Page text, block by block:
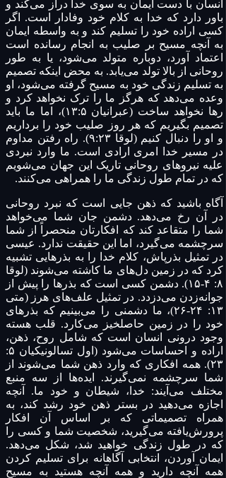
انسان با دست ایمان به سوی خدا دراز می‌کند و
باور دارد که خدا به کلام خود وفادار است. اگر
کسی اراده خود را تسلیم کند و به واسطه ایمان
به آنچه مسیح بر صلیب به انجام رسانده است
اعتماد آورد، دوباره متولد می‌شود، یا به طور
روحانی از بالا تولد می‌یابد. به محض اینکه تصمیم
به تسلیم زندگی خود به مسیح گرفته می‌شود، او
وعده می‌دهد که هرگز ما را ترک نخواهد کرد و
رها نخواهد ساخت (عبرانیان ۱۳:۵)، اما ما باید
تصمیم بگیریم که هر روز صلیب خود را برداریم
و او را دنبال کنیم (لوقا ۹:۲۳). راه رفتن مداوم
در مسیر خدا امری ارادی است. ما وارد نبردی
علیه نیروهای روحانی تاریک این جهان می‌شویم
که در تمام طول زندگی ما را همراهی می‌کنند.
آگاه باشید که ذهن جایی است که نبرد روحانی
در آن رخ می‌دهد. دشمن جان شما می‌خواهد
شما را متقاعد کند که افکارتان منحصراً از شما
سرچشمه می‌گیرد، اما این حقیقت ندارد. عیسی
در تمثیل بذرپاش، کلام خدا را به بذرهایی تشبیه
کرد که در زمین دل‌های ما کاشته می‌شوند (لوقا
۸: ۴-۱۵). دشمن کسی است که بذرها را پیش از
جوانه‌زدن می‌دزدد. در تمثیل علف‌های هرز (متی
۱۳: ۲۴-۲۶)، ما دشمنی را می‌بینیم که بذرهای
خود را در زمین حاصلخیز می‌کارد. قلب هسته
وجود درونی انسان است که شامل روح، ذهن،
اراده و احساسات می‌شود (اول تسالونیکیان ۵:
۲۳). همه افکاری که وارد ذهن شما می‌شوند از
شما سرچشمه نمی‌گیرند. ایده‌ها از سه منبع
مختلف می‌آیند: خدا، شیطان و خود ما. آنچه
اجازه می‌دهید در بستر ذهن خود رشد کند، به
همراه تصمیماتی که بر اساس آن افکار
پرورش‌یافته می‌گیرید، شخصیت شما و کسی را
که در طول زندگی خواهید شد، شکل می‌دهد.
ایمان آوردن، انتخابی آگاهانه برای تسلیم کردن
همه آنچه دارید و همه آنچه هستید به مسیح